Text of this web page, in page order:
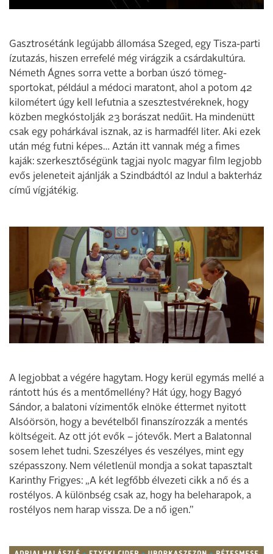
Gasztrosétánk legújabb állomása Szeged, egy Tisza-parti
ízutazás, hiszen errefelé még virágzik a csárdakultúra.
Németh Ágnes sorra vette a borban úszó tömeg­
sportokat, például a médoci maratont, ahol a potom 42
kilométert úgy kell lefutnia a szesztestvéreknek, hogy
közben megkóstolják 23 borászat nedűit. Ha mindenütt
csak egy pohárkával isznak, az is harmadfél liter. Aki ezek
után még futni képes… Aztán itt vannak még a fimes
kaják: szerkesztőségünk tagjai nyolc magyar film legjobb
evős jeleneteit ajánlják a Szindbádtól az Indul a bakterház
című vígjátékig.
A legjobbat a végére hagytam. Hogy kerül egymás mellé a
rántott hús és a mentőmellény? Hát úgy, hogy Bagyó
Sándor, a balatoni vízimentők elnöke éttermet nyitott
Alsóörsön, hogy a bevételből finanszírozzák a mentés
költségeit. Az ott jót evők – jótevők. Mert a Balatonnal
sosem lehet tudni. Szeszélyes és veszélyes, mint egy
szépasszony. Nem véletlenül mondja a sokat tapasztalt
Karinthy Frigyes: „A két legfőbb élvezeti cikk a nő és a
rostélyos. A különbség csak az, hogy ha beleharapok, a
rostélyos nem harap vissza. De a nő igen.”